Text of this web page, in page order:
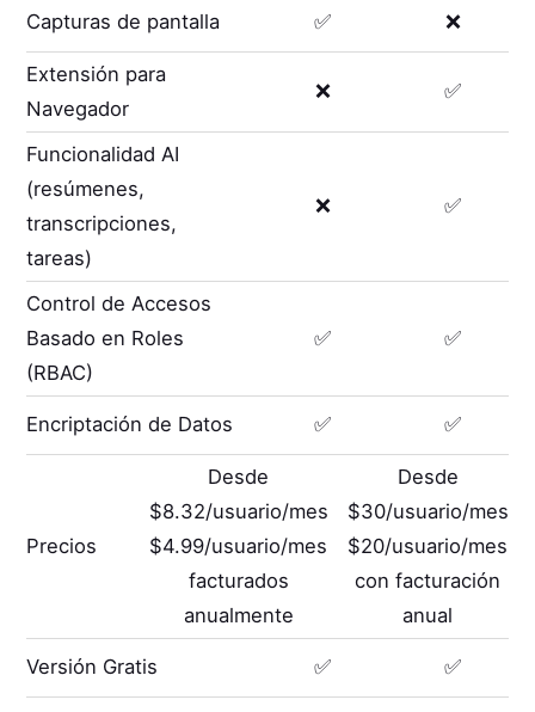
Capturas de pantalla ✅ ❌
Extensión para
Navegador
❌ ✅
Funcionalidad AI
(resúmenes,
transcripciones,
tareas)
❌ ✅
Control de Accesos
Basado en Roles
(RBAC)
✅ ✅
Encriptación de Datos ✅ ✅
Precios
Desde
$8.32/usuario/mes
$4.99/usuario/mes
facturados
anualmente
Desde
$30/usuario/mes
$20/usuario/mes
con facturación
anual
Versión Gratis ✅ ✅